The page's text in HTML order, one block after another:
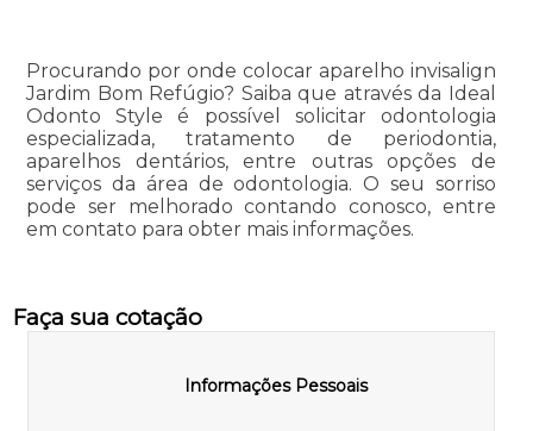
Procurando por onde colocar aparelho invisalign
Jardim Bom Refúgio? Saiba que através da Ideal
Odonto Style é possível solicitar odontologia
especializada, tratamento de periodontia,
aparelhos dentários, entre outras opções de
serviços da área de odontologia. O seu sorriso
pode ser melhorado contando conosco, entre
em contato para obter mais informações.
Faça sua cotação
Informações Pessoais